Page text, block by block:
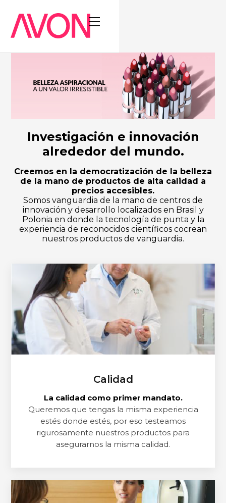
Investigación e innovación
alrededor del mundo.
Creemos en la democratización de la belleza
de la mano de productos de alta calidad a
precios accesibles.
Somos vanguardia de la mano de centros de
innovación y desarrollo localizados en Brasil y
Polonia en donde la tecnología de punta y la
experiencia de reconocidos científicos cocrean
nuestros productos de vanguardia.
Calidad
La calidad como primer mandato.
Queremos que tengas la misma experiencia
estés donde estés, por eso testeamos
rigurosamente nuestros productos para
asegurarnos la misma calidad.